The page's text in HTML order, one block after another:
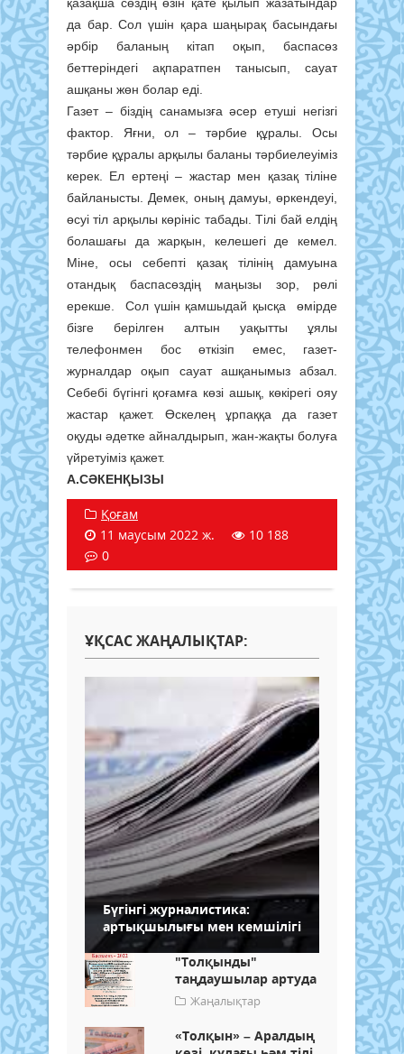
да бар. Сол үшін қара шаңырақ басындағы
әрбір баланың кітап оқып, баспасөз
беттеріндегі ақпаратпен танысып, сауат
ашқаны жөн болар еді.
Газет – біздің санамызға әсер етуші негізгі
фактор. Яғни, ол – тәрбие құралы. Осы
тәрбие құралы арқылы баланы тәрбиелеуіміз
керек. Ел ертеңі – жастар мен қазақ тіліне
байланысты. Демек, оның дамуы, өркендеуі,
өсуі тіл арқылы көрініс табады. Тілі бай елдің
болашағы да жарқын, келешегі де кемел.
Міне, осы себепті қазақ тілінің дамуына
отандық баспасөздің маңызы зор, рөлі
ерекше. Сол үшін қамшыдай қысқа өмірде
бізге берілген алтын уақытты ұялы
телефонмен бос өткізіп емес, газет-
журналдар оқып сауат ашқанымыз абзал.
Себебі бүгінгі қоғамға көзі ашық, көкірегі ояу
жастар қажет. Өскелең ұрпаққа да газет
оқуды әдетке айналдырып, жан-жақты болуға
үйретуіміз қажет.
А.СӘКЕНҚЫЗЫ
Қоғам
11 маусым 2022 ж.
10 188
0
ҰҚСАС ЖАҢАЛЫҚТАР:
Бүгінгі журналистика:
артықшылығы мен кемшілігі
"Толқынды"
таңдаушылар артуда
Жаңалықтар
«Толқын» – Аралдың